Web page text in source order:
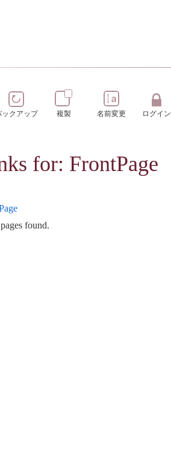
ックアップ 複製 名前変更 ログイン
for: FrontPage
found.